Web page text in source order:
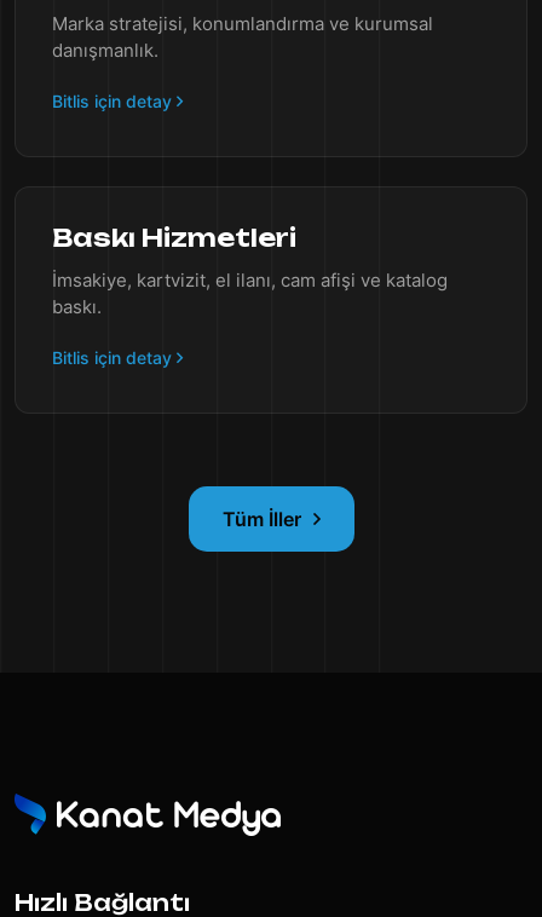
Marka stratejisi, konumlandırma ve kurumsal
danışmanlık.
Bitlis için detay
Baskı Hizmetleri
İmsakiye, kartvizit, el ilanı, cam afişi ve katalog
baskı.
Bitlis için detay
Tüm İller
Hızlı Bağlantı